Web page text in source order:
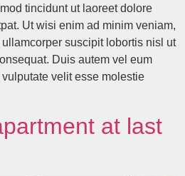
tincidunt ut laoreet dolore
Ut wisi enim ad minim veniam,
suscipit lobortis nisl ut
Duis autem vel eum
velit esse molestie
at last